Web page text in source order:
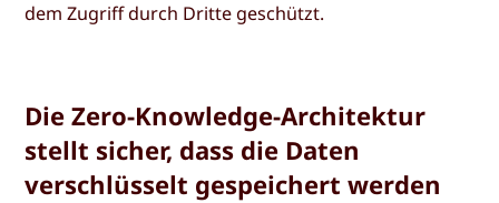
dem Zugriff durch Dritte geschützt.
Die Zero-Knowledge-Architektur
stellt sicher, dass die Daten
verschlüsselt gespeichert werden